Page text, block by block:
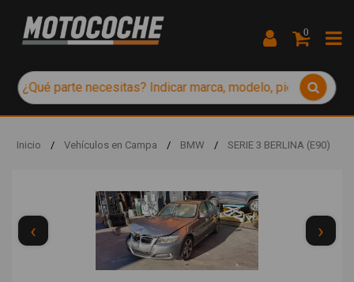
0
Inicio / Vehículos en Campa / BMW / SERIE 3 BERLINA (E90)
‹ ›